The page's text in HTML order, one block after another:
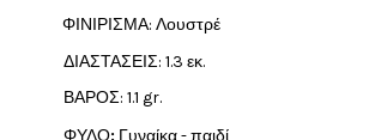
ΦΙΝΙΡΙΣΜΑ: Λουστρέ
ΔΙΑΣΤΑΣΕΙΣ: 1.3 εκ.
ΒΑΡΟΣ: 1.1 gr.
ΦΥΛΟ: Γυναίκα - παιδί